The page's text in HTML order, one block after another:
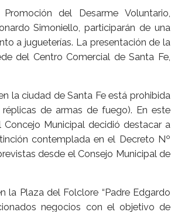
del Desarme Voluntario,
Simoniello, participarán de una
a jugueterías. La presentación de la
del Centro Comercial de Santa Fe,
la ciudad de Santa Fe está prohibida
de armas de fuego). En este
Municipal decidió destacar a
contemplada en el Decreto Nº
desde el Consejo Municipal de
la Plaza del Folclore “Padre Edgardo
negocios con el objetivo de